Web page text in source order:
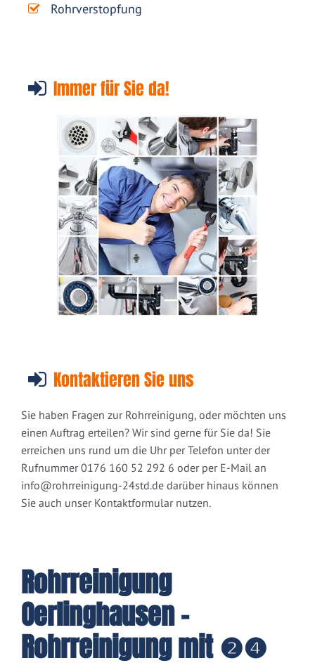
Rohrverstopfung
Immer für Sie da!
Kontaktieren Sie uns
Sie haben Fragen zur Rohrreinigung, oder möchten uns
einen Auftrag erteilen? Wir sind gerne für Sie da! Sie
erreichen uns rund um die Uhr per Telefon unter der
Rufnummer 0176 160 52 292 6 oder per E-Mail an
info@rohrreinigung-24std.de darüber hinaus können
Sie auch unser Kontaktformular nutzen.
Rohrreinigung
Oerlinghausen -
Rohrreinigung mit ❷❹